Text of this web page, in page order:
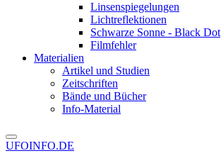
Linsenspiegelungen
Lichtreflektionen
Schwarze Sonne - Black Dot
Filmfehler
Materialien
Artikel und Studien
Zeitschriften
Bände und Bücher
Info-Material
UFOINFO.DE